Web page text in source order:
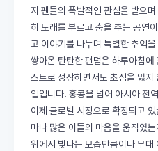
지 팬들의 폭발적인 관심을 받으
히 노래를 부르고 춤을 추는 공연
고 이야기를 나누며 특별한 추억
쌓아온 탄탄한 팬덤은 하루아침에
스트로 성장하면서도 초심을 잃지
일입니다. 홍콩을 넘어 아시아 전
이제 글로벌 시장으로 확장되고
마나 많은 이들의 마음을 움직였
위에서 빛나는 모습만큼이나 무대